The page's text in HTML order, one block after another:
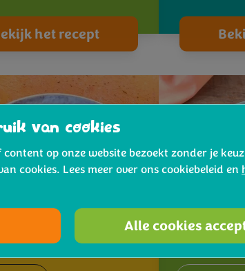
het recept
van cookies
op onze website bezoekt zonder je
cookies. Lees meer over ons cookiebeleid en
Alle cookies